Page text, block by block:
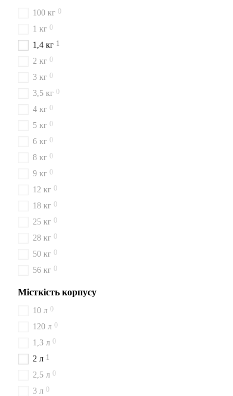
100 кг 0
1 кг 0
1,4 кг 1
2 кг 0
3 кг 0
3,5 кг 0
4 кг 0
5 кг 0
6 кг 0
8 кг 0
9 кг 0
12 кг 0
18 кг 0
25 кг 0
28 кг 0
50 кг 0
56 кг 0
Місткість корпусу
10 л 0
120 л 0
1,3 л 0
2 л 1
2,5 л 0
3 л 0